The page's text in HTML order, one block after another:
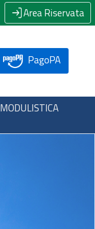
Area Riservata
PagoPA
MODULISTICA